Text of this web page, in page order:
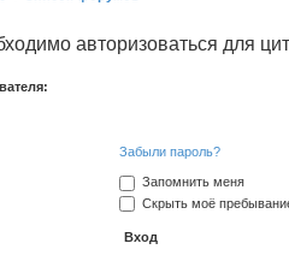
авторизоваться для
Забыли пароль?
Запомнить меня
Скрыть моё